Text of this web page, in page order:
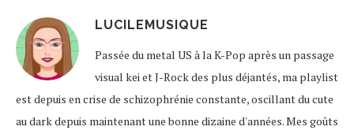
LUCILEMUSIQUE
Passée du metal US à la K-Pop après un passage
visual kei et J-Rock des plus déjantés, ma playlist
est depuis en crise de schizophrénie constante, oscillant du cute
au dark depuis maintenant une bonne dizaine d'années. Mes goûts